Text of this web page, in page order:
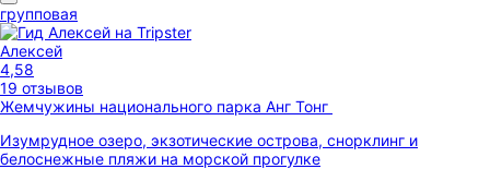
групповая
Алексей
4,58
19 отзывов
Жемчужины национального парка Анг Тонг
Изумрудное озеро, экзотические острова, снорклинг и
белоснежные пляжи на морской прогулке